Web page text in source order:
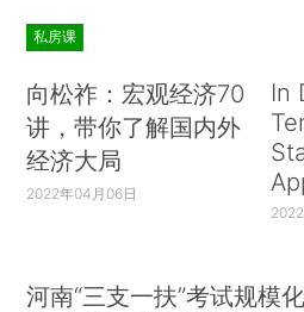
私房课
向松祚：宏观经济70
讲，带你了解国内外
经济大局
2022年04月06日
In
河南“三支一扶”考试规模